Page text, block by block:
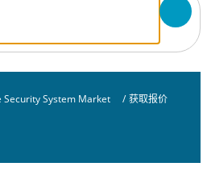
Security System Market / 获取报价